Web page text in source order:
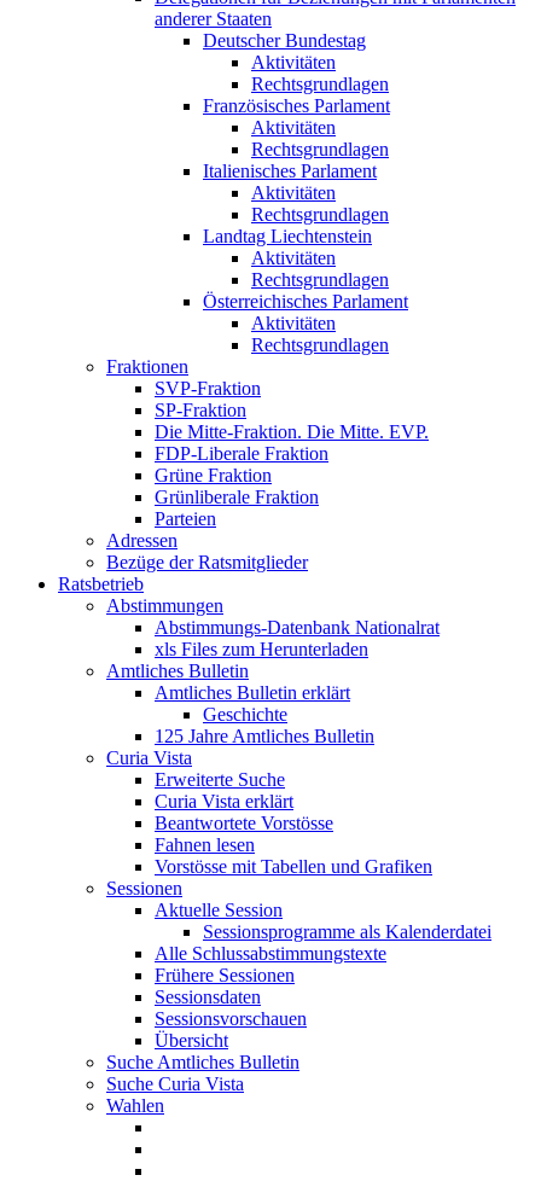
anderer Staaten
Deutscher Bundestag
Aktivitäten
Rechtsgrundlagen
Französisches Parlament
Aktivitäten
Rechtsgrundlagen
Italienisches Parlament
Aktivitäten
Rechtsgrundlagen
Landtag Liechtenstein
Aktivitäten
Rechtsgrundlagen
Österreichisches Parlament
Aktivitäten
Rechtsgrundlagen
Fraktionen
SVP-Fraktion
SP-Fraktion
Die Mitte-Fraktion. Die Mitte. EVP.
FDP-Liberale Fraktion
Grüne Fraktion
Grünliberale Fraktion
Parteien
Adressen
Bezüge der Ratsmitglieder
Ratsbetrieb
Abstimmungen
Abstimmungs-Datenbank Nationalrat
xls Files zum Herunterladen
Amtliches Bulletin
Amtliches Bulletin erklärt
Geschichte
125 Jahre Amtliches Bulletin
Curia Vista
Erweiterte Suche
Curia Vista erklärt
Beantwortete Vorstösse
Fahnen lesen
Vorstösse mit Tabellen und Grafiken
Sessionen
Aktuelle Session
Sessionsprogramme als Kalenderdatei
Alle Schlussabstimmungstexte
Frühere Sessionen
Sessionsdaten
Sessionsvorschauen
Übersicht
Suche Amtliches Bulletin
Suche Curia Vista
Wahlen